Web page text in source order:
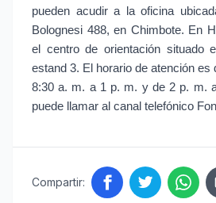
pueden acudir a la oficina
Bolognesi 488, en Chimbote. En
el centro de orientación situado
estand 3. El horario de atención es
8:30 a. m. a 1 p. m. y de 2 p. m.
puede llamar al canal telefónico
Compartir: